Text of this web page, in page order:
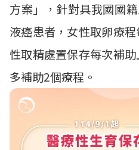
方案」，針對具我國國
液癌患者，女性取卵療
性取精處置保存每次補
多補助2個療程。